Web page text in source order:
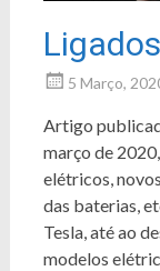
5 Março,
Artigo
março de
elétricos,
das baterias,
Tesla, até ao
modelos